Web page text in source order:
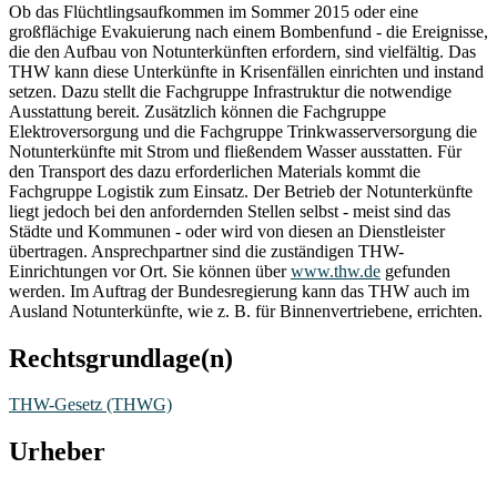
Ob das Flüchtlingsaufkommen im Sommer 2015 oder eine
großflächige Evakuierung nach einem Bombenfund - die Ereignisse,
die den Aufbau von Notunterkünften erfordern, sind vielfältig. Das
THW kann diese Unterkünfte in Krisenfällen einrichten und instand
setzen. Dazu stellt die Fachgruppe Infrastruktur die notwendige
Ausstattung bereit. Zusätzlich können die Fachgruppe
Elektroversorgung und die Fachgruppe Trinkwasserversorgung die
Notunterkünfte mit Strom und fließendem Wasser ausstatten. Für
den Transport des dazu erforderlichen Materials kommt die
Fachgruppe Logistik zum Einsatz. Der Betrieb der Notunterkünfte
liegt jedoch bei den anfordernden Stellen selbst - meist sind das
Städte und Kommunen - oder wird von diesen an Dienstleister
übertragen. Ansprechpartner sind die zuständigen THW-
Einrichtungen vor Ort. Sie können überwww.thw.de gefunden
werden. Im Auftrag der Bundesregierung kann das THW auch im
Ausland Notunterkünfte, wie z. B. für Binnenvertriebene, errichten.
Rechtsgrundlage(n)
THW-Gesetz (THWG)
Urheber